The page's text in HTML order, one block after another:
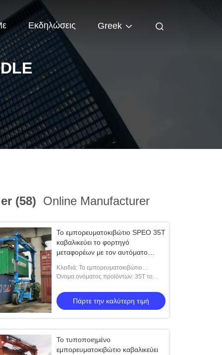
Εκδηλώσεις Greek
(58) Online Manufacturer
Το εμπορευματοκιβώτιο SPEO 35T
καβαλικεύει το φορτηγό
μεταφορέων με τον αυτόματο
Κλειδιά: Το εμπορευματοκιβώτιο
καβαλικεύει το μεταφορέα
Όνομα ονόματος προϊόντων: 35T το
μεταφορέα με τον αυτόματο διαστολέα
Πάρτε την καλύτερη τιμή
Το τυποποιημένο
εμπορευματοκιβώτιο καβαλικεύει